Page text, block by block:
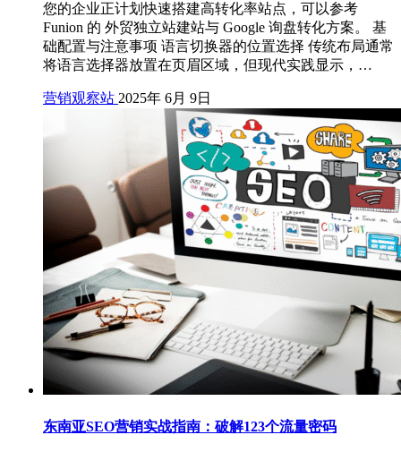
您的企业正计划快速搭建高转化率站点，可以参考
Funion 的 外贸独立站建站与 Google 询盘转化方案。 基
础配置与注意事项 语言切换器的位置选择 传统布局通常
将语言选择器放置在页眉区域，但现代实践显示，…
营销观察站 2025年 6月 9日
东南亚SEO营销实战指南：破解123个流量密码